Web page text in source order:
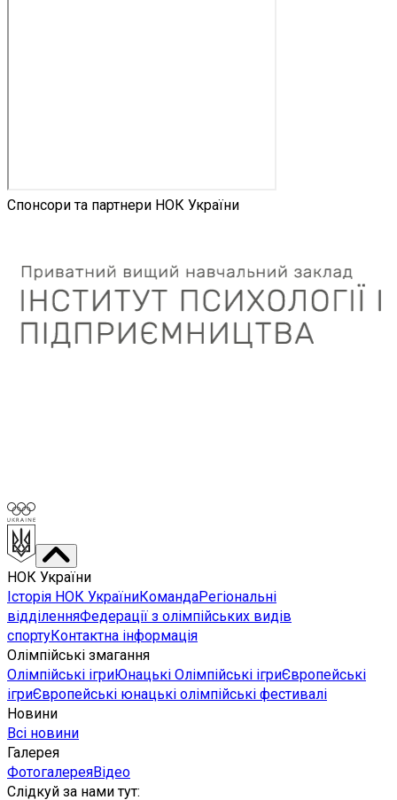
Спонсори та партнери НОК України
НОК України
Історія НОК УкраїниКомандаРегіональні
відділенняФедерації з олімпійських видів
спортуКонтактна інформація
Олімпійські змагання
Олімпійські ігриЮнацькі Олімпійські ігриЄвропейські
ігриЄвропейські юнацькі олімпійські фестивалі
Новини
Всі новини
Галерея
ФотогалереяВідео
Слідкуй за нами тут: